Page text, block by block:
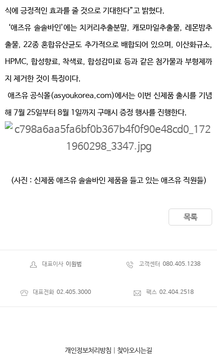
식에 긍정적인 효과를 줄 것으로 기대한다”고 밝혔다.
‘애즈유 솔솔바인’에는 치커리추출분말, 캐모마일추출물, 레몬밤추
출물, 22종 혼합유산균도 추가적으로 배합되어 있으며, 이산화규소,
HPMC, 합성향료, 착색료, 합성감미료 등과 같은 첨가물과 부형제까
지 제거한 것이 특징이다.
애즈유 공식몰(asyoukorea.com)에서는 이번 신제품 출시를 기념
해 7월 25일부터 8월 1일까지 구매시 증정 행사를 진행한다.
(사진 : 신제품 애즈유 솔솔바인 제품을 들고 있는 애즈유 직원들)
목록
대표이사 이원범 고객센터 080.405.1238
대표전화 02.405.3000 팩스 02.404.2518
개인정보처리방침 찾아오시는길